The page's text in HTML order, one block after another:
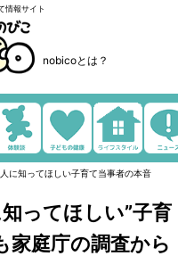
情報サイト
nobicoとは？
人に知ってほしい子育て当事者の本音
ってほしい”子育
庭庁の調査から